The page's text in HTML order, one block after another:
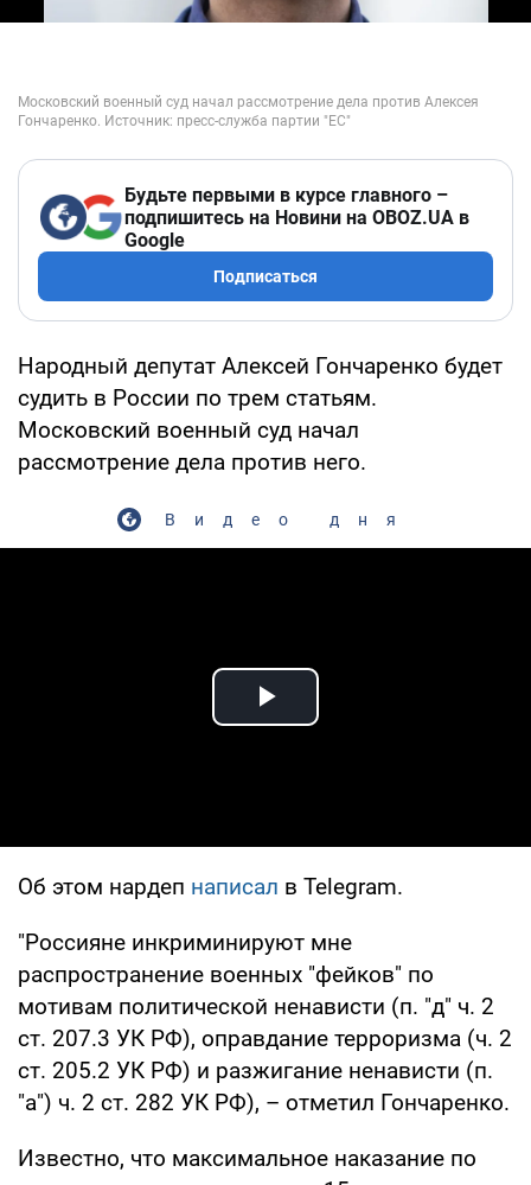
Будьте первыми в курсе главного –
подпишитесь на Новини на OBOZ.UA в
Google
Подписаться
Народный депутат Алексей Гончаренко будет
судить в России по трем статьям.
Московский военный суд начал
рассмотрение дела против него.
Видео дня
Play Video
Об этом нардеп написал в Telegram.
"Россияне инкриминируют мне
распространение военных "фейков" по
мотивам политической ненависти (п. "д" ч. 2
ст. 207.3 УК РФ), оправдание терроризма (ч. 2
ст. 205.2 УК РФ) и разжигание ненависти (п.
"а") ч. 2 ст. 282 УК РФ), – отметил Гончаренко.
Известно, что максимальное наказание по